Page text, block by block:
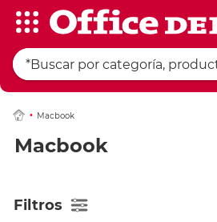
Macbook
Macbook
Filtros